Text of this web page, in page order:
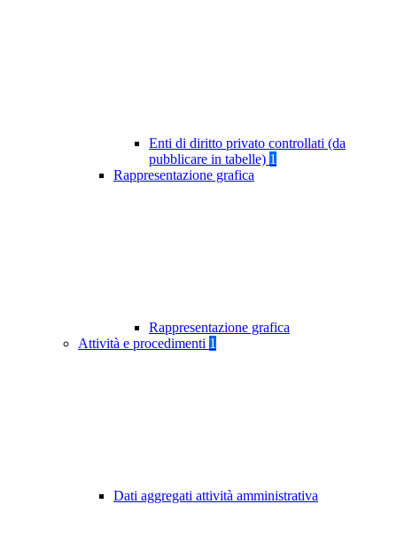
Enti di diritto privato controllati (da
pubblicare in tabelle) 1
Rappresentazione grafica
Rappresentazione grafica
Attività e procedimenti 1
Dati aggregati attività amministrativa